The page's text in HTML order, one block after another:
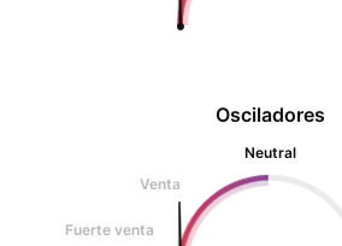
Osciladores
Neutral
Venta
Fuerte venta